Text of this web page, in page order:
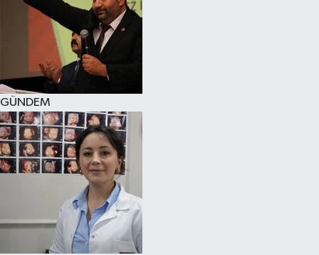
GÜNDEM
Süper Lig Puan Durumu ve Fikstür
Tüm Manşetler
Son Dakika Haberleri
Haber Arşivi